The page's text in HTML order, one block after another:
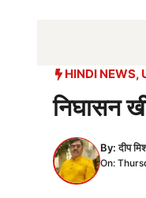
HINDI NEWS,
निघासन
By:दीप
On: